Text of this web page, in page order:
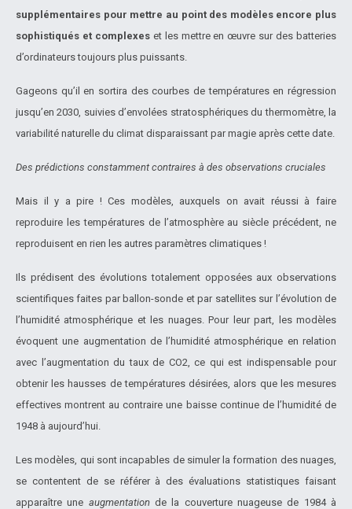
supplémentaires pour mettre au point des modèles encore plus
sophistiqués et complexeset les mettre en œuvre sur des batteries
d’ordinateurs toujours plus puissants.
Gageons qu’il en sortira des courbes de températures en régression
jusqu’en 2030, suivies d’envolées stratosphériques du thermomètre, la
variabilité naturelle du climat disparaissant par magie après cette date.
Des prédictions constamment contraires à des observations cruciales
Mais il y a pire ! Ces modèles, auxquels on avait réussi à faire
reproduire les températures de l’atmosphère au siècle précédent, ne
reproduisent en rien les autres paramètres climatiques !
Ils prédisent des évolutions totalement opposées aux observations
scientifiques faites par ballon-sonde et par satellites sur l’évolution de
l’humidité atmosphérique et les nuages. Pour leur part, les modèles
évoquent une augmentation de l’humidité atmosphérique en relation
avec l’augmentation du taux de CO2, ce qui est indispensable pour
obtenir les hausses de températures désirées, alors que les mesures
effectives montrent au contraire une baisse continue de l’humidité de
1948 à aujourd’hui.
Les modèles, qui sont incapables de simuler la formation des nuages,
se contentent de se référer à des évaluations statistiques faisant
apparaître une augmentationde la couverture nuageuse de 1984 à